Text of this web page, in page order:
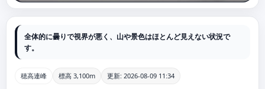
全体的に曇りで視界が悪く、山や景色はほとんど見えない状況で
す。
穂高連峰 標高 3,100m 更新: 2026-08-09 11:34